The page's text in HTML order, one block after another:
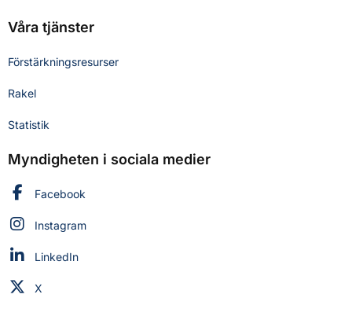
Våra tjänster
Förstärkningsresurser
Rakel
Statistik
Myndigheten i sociala medier
Myndigheten för civilt försvar på
Facebook
Myndigheten för civilt försvar på
Instagram
Myndigheten för civilt försvar på
LinkedIn
Myndigheten för civilt försvar på
X